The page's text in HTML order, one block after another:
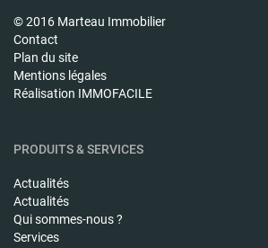
© 2016 Marteau Immobilier
Contact
Plan du site
Mentions légales
Réalisation IMMOFACILE
PRODUITS & SERVICES
Actualités
Actualités
Qui sommes-nous ?
Services